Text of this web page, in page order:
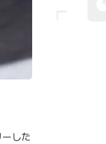
した